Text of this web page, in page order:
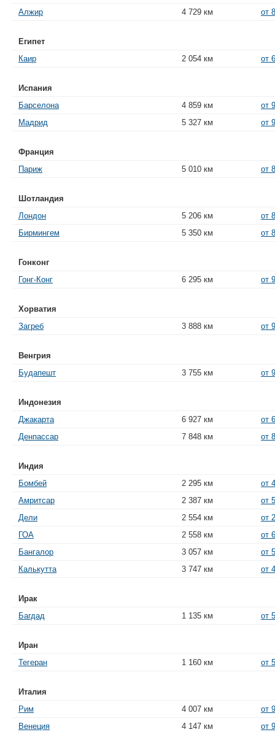
Алжир
4 729 км от
Египет
Каир
2 054 км от
Испания
Барселона
4 859 км
от
Мадрид
5 327 км от
Франция
Париж
5 010 км от
Шотландия
Лондон
5 206 км
от
Бирмингем
5 350 км от
Гонконг
Гонг-Конг
6 295 км от
Хорватия
Загреб
3 888 км от
Венгрия
Будапешт
3 755 км от
Индонезия
Джакарта
6 927 км
от
Денпассар
7 848 км от
Индия
Бомбей
2 295 км
от
Амритсар
2 387 км
от
Дели
2 554 км
от
ГОА
2 558 км
от
Бангалор
3 057 км
от
Калькутта
3 747 км от
Ирак
Багдад
1 135 км от
Иран
Тегеран
1 160 км от
Италия
Рим
4 007 км
от
Венеция
4 147 км от